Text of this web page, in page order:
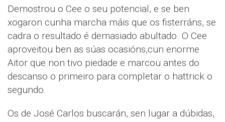
Demostrou o Cee o seu potencial, e se ben
xogaron cunha marcha máis que os fisterráns, se
cadra o resultado é demasiado abultado. O Cee
aproveitou ben as súas ocasións,cun enorme
Aitor que non tivo piedade e marcou antes do
descanso o primeiro para completar o hattrick o
segundo.
Os de José Carlos buscarán, sen lugar a dúbidas,